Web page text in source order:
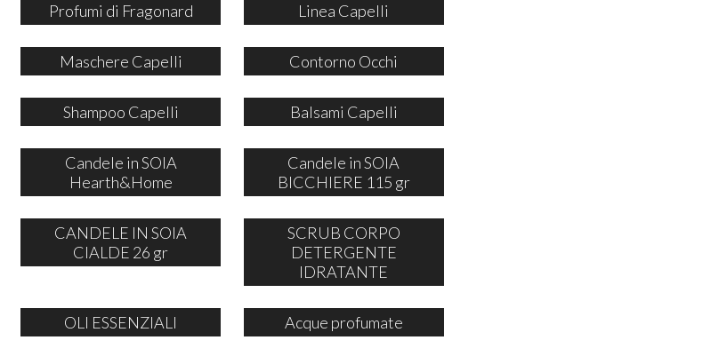
Profumi di Fragonard Linea Capelli
Maschere Capelli Contorno Occhi
Shampoo Capelli Balsami Capelli
Candele in SOIA
Hearth&Home
Candele in SOIA
BICCHIERE 115 gr
CANDELE IN SOIA
CIALDE 26 gr
SCRUB CORPO
DETERGENTE
IDRATANTE
OLI ESSENZIALI Acque profumate